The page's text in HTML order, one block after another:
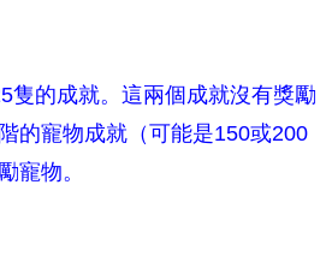
隻的成就。這兩個成就沒有獎勵
的寵物成就（可能是150或200
寵物。